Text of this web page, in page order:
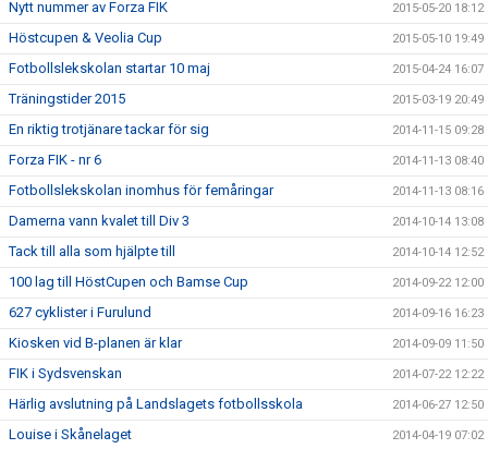
Nytt nummer av Forza FIK 2015-05-20 18:12
Höstcupen & Veolia Cup 2015-05-10 19:49
Fotbollslekskolan startar 10 maj 2015-04-24 16:07
Träningstider 2015 2015-03-19 20:49
En riktig trotjänare tackar för sig 2014-11-15 09:28
Forza FIK - nr 6 2014-11-13 08:40
Fotbollslekskolan inomhus för femåringar 2014-11-13 08:16
Damerna vann kvalet till Div 3 2014-10-14 13:08
Tack till alla som hjälpte till 2014-10-14 12:52
100 lag till HöstCupen och Bamse Cup 2014-09-22 12:00
627 cyklister i Furulund 2014-09-16 16:23
Kiosken vid B-planen är klar 2014-09-09 11:50
FIK i Sydsvenskan 2014-07-22 12:22
Härlig avslutning på Landslagets fotbollsskola 2014-06-27 12:50
Louise i Skånelaget 2014-04-19 07:02